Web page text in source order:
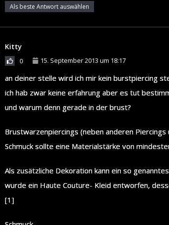
Als beste Antwort auswählen
Kitty
0 15. September 2013 um 18:17
an deiner stelle wird ich mir kein burstpiercing
ich hab zwar keine erfahrung aber es tut
und warum denn gerade in der brust?
Brustwarzenpiercings (neben anderen
Schmuck sollte eine Materialstärke von
Als zusätzliche Dekoration kann ein so
wurde ein Haute Couture- Kleid entworfen,
[1]